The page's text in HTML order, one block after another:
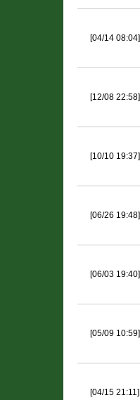
[04/14 08:04]
[12/08 22:58]
[10/10 19:37]
[06/26 19:48]
[06/03 19:40]
[05/09 10:59]
[04/15 21:11]